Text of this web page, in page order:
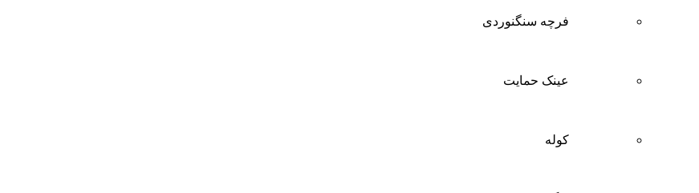
فرچه سنگنوردی
عینک حمایت
کوله